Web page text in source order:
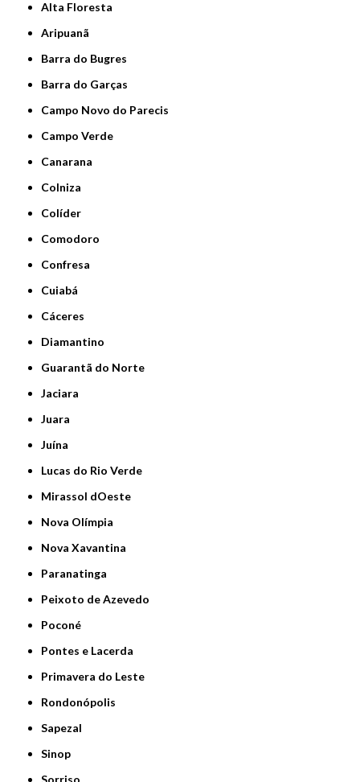
Alta Floresta
Aripuanã
Barra do Bugres
Barra do Garças
Campo Novo do Parecis
Campo Verde
Canarana
Colniza
Colíder
Comodoro
Confresa
Cuiabá
Cáceres
Diamantino
Guarantã do Norte
Jaciara
Juara
Juína
Lucas do Rio Verde
Mirassol dOeste
Nova Olímpia
Nova Xavantina
Paranatinga
Peixoto de Azevedo
Poconé
Pontes e Lacerda
Primavera do Leste
Rondonópolis
Sapezal
Sinop